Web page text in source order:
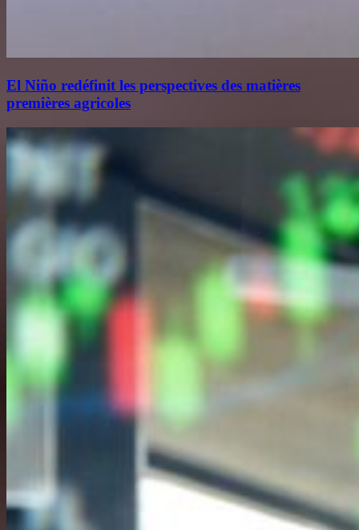
El Niño redéfinit les perspectives des matières
premières agricoles